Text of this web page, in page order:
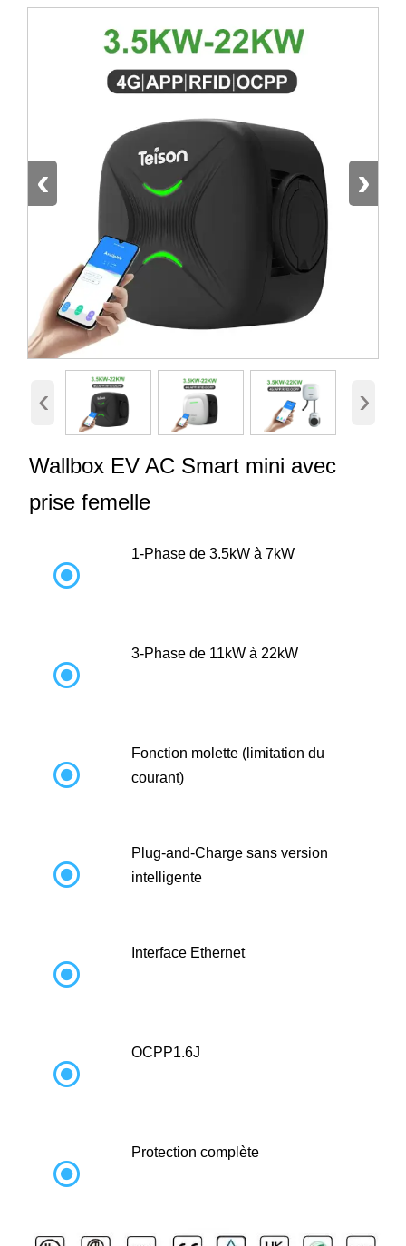
‹ ›
‹ ›
Wallbox EV AC Smart mini avec
prise femelle

1-Phase de 3.5kW à 7kW

3-Phase de 11kW à 22kW

Fonction molette (limitation du
courant)

Plug-and-Charge sans version
intelligente

Interface Ethernet

OCPP1.6J

Protection complète